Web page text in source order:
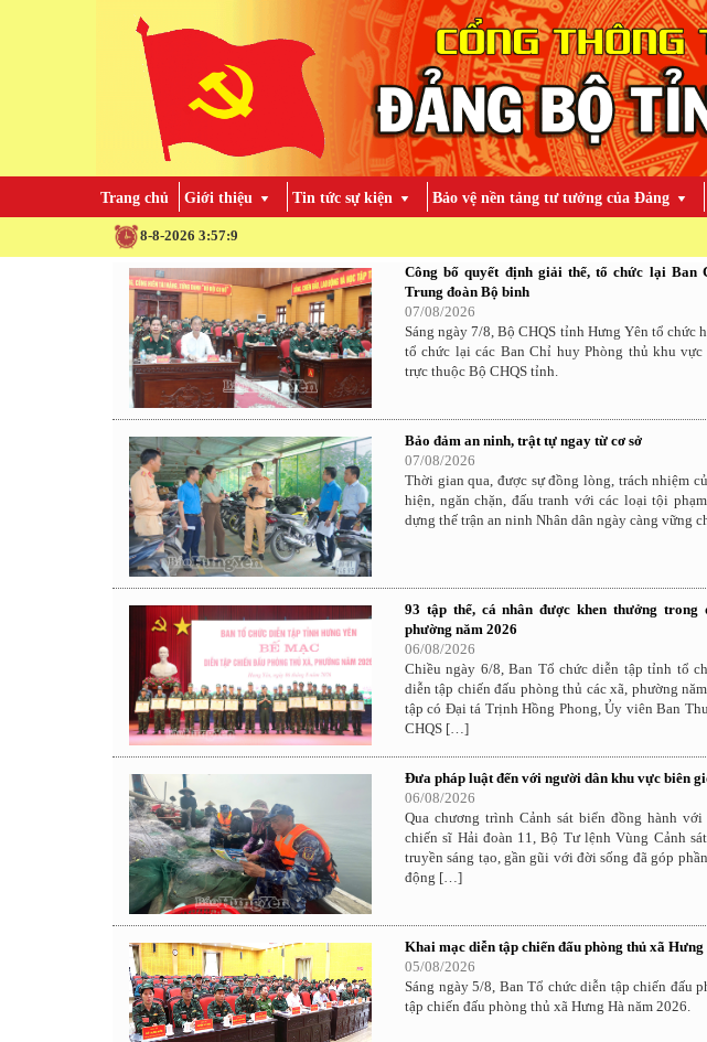
Trang chủ Giới thiệu Tin tức sự kiện Bảo vệ nền tảng tư tưởng của Đảng
8-8-2026 3:57:10
Công bố quyết định giải thể, tổ chức lại Ban
Trung đoàn Bộ binh
07/08/2026
Sáng ngày 7/8, Bộ CHQS tỉnh Hưng Yên tổ chức
tổ chức lại các Ban Chỉ huy Phòng thủ khu
trực thuộc Bộ CHQS tỉnh.
Bảo đảm an ninh, trật tự ngay từ cơ sở
07/08/2026
Thời gian qua, được sự đồng lòng, trách nhiệm
hiện, ngăn chặn, đấu tranh với các loại tội
dựng thế trận an ninh Nhân dân ngày càng vững
93 tập thể, cá nhân được khen thưởng trong
phường năm 2026
06/08/2026
Chiều ngày 6/8, Ban Tổ chức diễn tập tỉnh tổ
diễn tập chiến đấu phòng thủ các xã, phường
tập có Đại tá Trịnh Hồng Phong, Ủy viên Ban
CHQS […]
Đưa pháp luật đến với người dân khu vực biên
06/08/2026
Qua chương trình Cảnh sát biển đồng hành
chiến sĩ Hải đoàn 11, Bộ Tư lệnh Vùng Cảnh
truyền sáng tạo, gần gũi với đời sống đã góp
động […]
Khai mạc diễn tập chiến đấu phòng thủ xã Hưng
05/08/2026
Sáng ngày 5/8, Ban Tổ chức diễn tập chiến đấu
tập chiến đấu phòng thủ xã Hưng Hà năm 2026.